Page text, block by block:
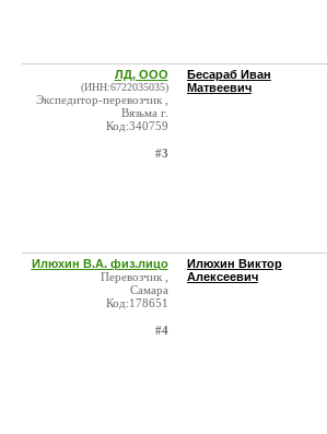
ЛД, ООО
(ИНН:6722035035)
Экспедитор-перевозчик ,
Вязьма г.
Код:340759
#3
Бесараб Иван
Матвеевич
Илюхин В.А. физ.лицо
Перевозчик ,
Самара
Код:178651
#4
Илюхин Виктор
Алексеевич